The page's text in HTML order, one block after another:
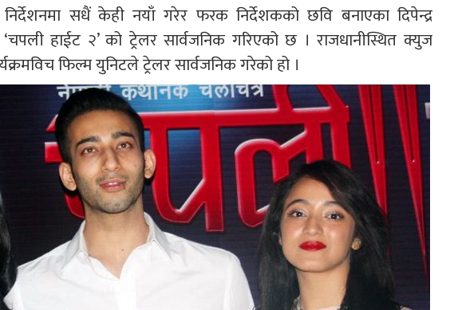
निर्देशनमा सधैं केही नयाँ गरेर फरक निर्देशकको छवि बनाएका दिपेन्द्र
हाईट २’ को ट्रेलर सार्वजनिक गरिएको छ । राजधानीस्थित क्युज
फिल्म युनिटले ट्रेलर सार्वजनिक गरेको हो ।